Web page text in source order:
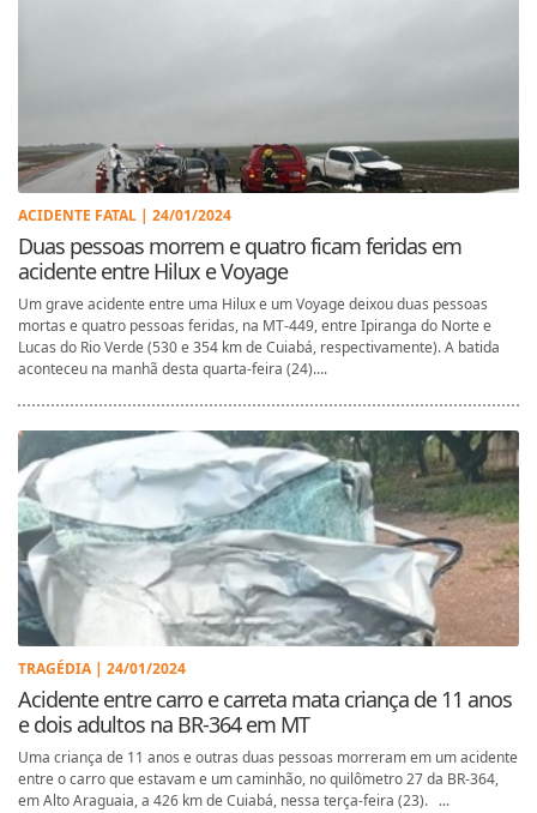
ACIDENTE FATAL | 24/01/2024
Duas pessoas morrem e quatro ficam feridas em
acidente entre Hilux e Voyage
Um grave acidente entre uma Hilux e um Voyage deixou duas pessoas
mortas e quatro pessoas feridas, na MT-449, entre Ipiranga do Norte e
Lucas do Rio Verde (530 e 354 km de Cuiabá, respectivamente). A batida
aconteceu na manhã desta quarta-feira (24)....
TRAGÉDIA | 24/01/2024
Acidente entre carro e carreta mata criança de 11 anos
e dois adultos na BR-364 em MT
Uma criança de 11 anos e outras duas pessoas morreram em um acidente
entre o carro que estavam e um caminhão, no quilômetro 27 da BR-364,
em Alto Araguaia, a 426 km de Cuiabá, nessa terça-feira (23). ...